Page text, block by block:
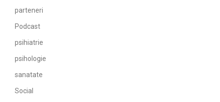
parteneri
Podcast
psihiatrie
psihologie
sanatate
Social